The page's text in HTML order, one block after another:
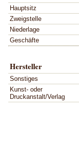
Hauptsitz
Zweigstelle
Niederlage
Geschäfte
Hersteller
Sonstiges
Kunst- oder
Druckanstalt/Verlag